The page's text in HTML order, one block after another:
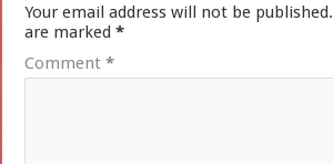
Your email address will not be published.
are marked*
Comment*